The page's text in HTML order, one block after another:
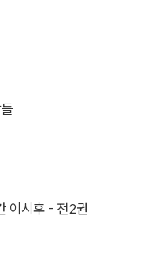
이시후 - 전2권